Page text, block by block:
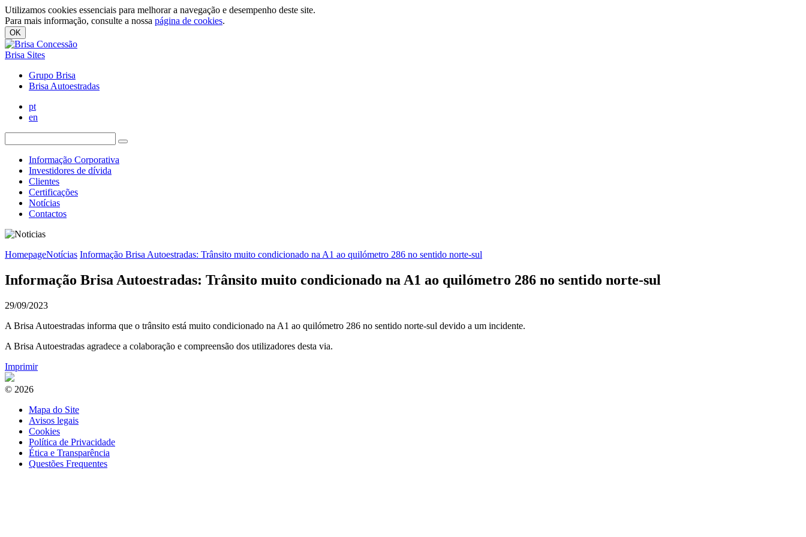
Utilizamos cookies essenciais para melhorar a navegação e desempenho deste site.
Para mais informação, consulte a nossa página de cookies.
OK
Brisa Sites
Grupo Brisa
Brisa Autoestradas
pt
en
Informação Corporativa
Investidores de dívida
Clientes
Certificações
Notícias
Contactos
HomepageNotícias Informação Brisa Autoestradas: Trânsito muito condicionado na A1 ao quilómetro 286 no sentido norte-sul
Informação Brisa Autoestradas: Trânsito muito condicionado na A1 ao quilómetro 286 no sentido norte-sul
29/09/2023
A Brisa Autoestradas informa que o trânsito está muito condicionado na A1 ao quilómetro 286 no sentido norte-sul devido a um incidente.
​A Brisa Autoestradas agradece a colaboração e compreensão dos utilizadores desta via.
Imprimir
© 2026
Mapa do Site
Avisos legais
Cookies
Política de Privacidade
Ética e Transparência
Questões Frequentes